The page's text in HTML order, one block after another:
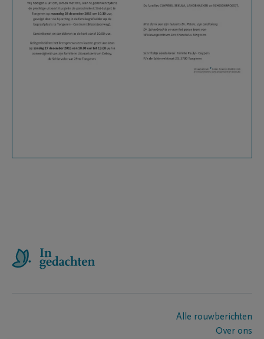
Alle rouwberichten
Over ons